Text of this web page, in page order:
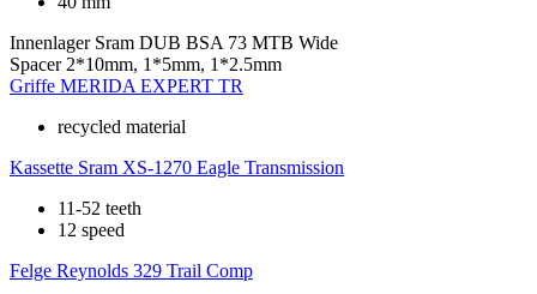
Innenlager Sram DUB BSA 73 MTB Wide
Spacer 2*10mm, 1*5mm, 1*2.5mm
Griffe MERIDA EXPERT TR
recycled material
Kassette Sram XS-1270 Eagle Transmission
11-52 teeth
12 speed
Felge Reynolds 329 Trail Comp